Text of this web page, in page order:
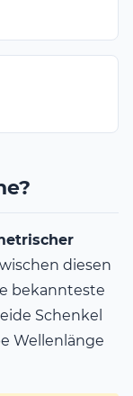
diesen
bekannteste
Schenkel
Wellenlänge